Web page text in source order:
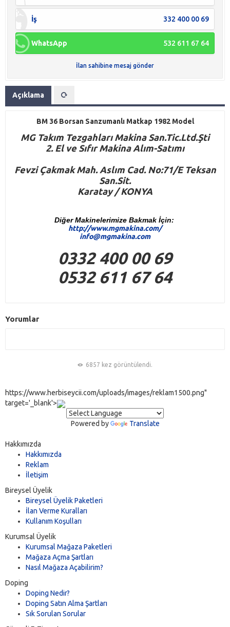
İş 332 400 00 69
WhatsApp 532 611 67 64
İlan sahibine mesaj gönder
Açıklama
BM 36 Borsan Sanzumanlı Matkap 1982 Model
MGTakım Tezgahları Makina San.Tic.Ltd.Şti
2. El ve Sıfır Makina Alım-Satımı
Fevzi Çakmak Mah. Aslım Cad. No:71/E Teksan
San.Sit.
Karatay / KONYA
Diğer Makinelerimize Bakmak İçin:
http://www.mgmakina.com/
info@mgmakina.com
0332 400 00 69
0532 611 67 64
Yorumlar
6857 kez görüntülendi.
https://www.herbiseycii.com/uploads/images/reklam1500.png"
target='_blank'>
Powered by Translate
Hakkımızda
Hakkımızda
Reklam
İletişim
Bireysel Üyelik
Bireysel Üyelik Paketleri
İlan Verme Kuralları
Kullanım Koşulları
Kurumsal Üyelik
Kurumsal Mağaza Paketleri
Mağaza Açma Şartları
Nasıl Mağaza Açabilirim?
Doping
Doping Nedir?
Doping Satın Alma Şartları
Sık Sorulan Sorular